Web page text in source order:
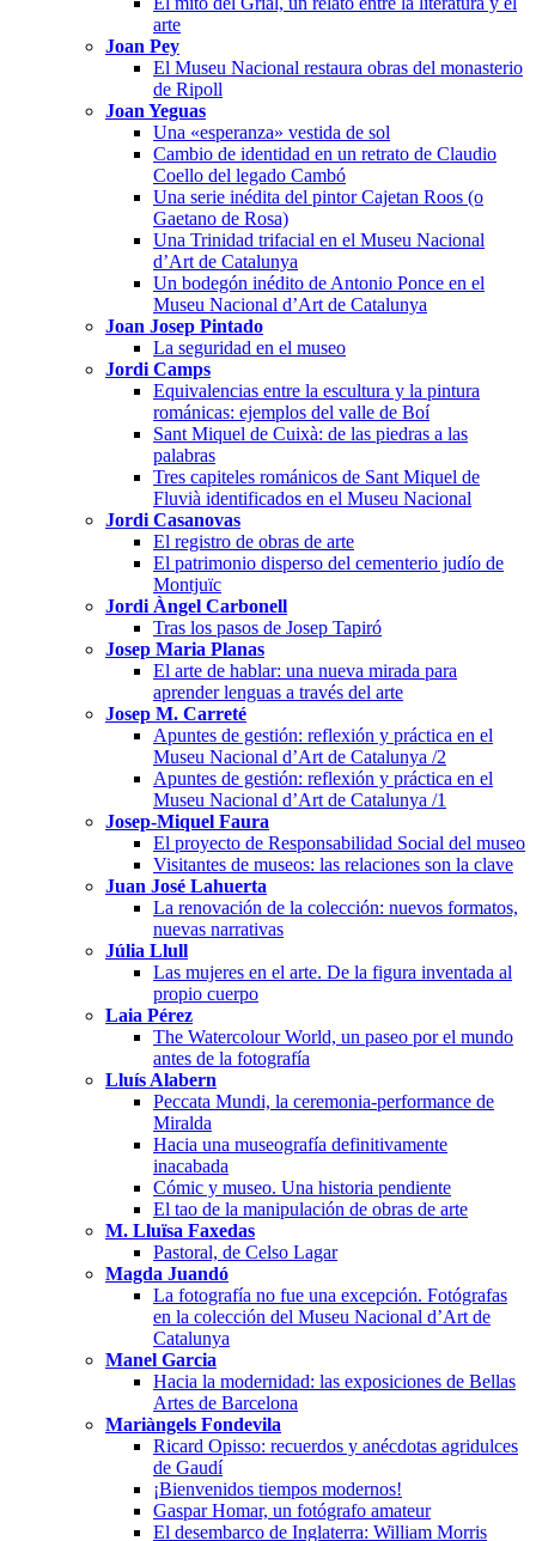
arte
Joan Pey
El Museu Nacional restaura obras del monasterio
de Ripoll
Joan Yeguas
Una «esperanza» vestida de sol
Cambio de identidad en un retrato de Claudio
Coello del legado Cambó
Una serie inédita del pintor Cajetan Roos (o
Gaetano de Rosa)
Una Trinidad trifacial en el Museu Nacional
d’Art de Catalunya
Un bodegón inédito de Antonio Ponce en el
Museu Nacional d’Art de Catalunya
Joan Josep Pintado
La seguridad en el museo
Jordi Camps
Equivalencias entre la escultura y la pintura
románicas: ejemplos del valle de Boí
Sant Miquel de Cuixà: de las piedras a las
palabras
Tres capiteles románicos de Sant Miquel de
Fluvià identificados en el Museu Nacional
Jordi Casanovas
El registro de obras de arte
El patrimonio disperso del cementerio judío de
Montjuïc
Jordi Àngel Carbonell
Tras los pasos de Josep Tapiró
Josep Maria Planas
El arte de hablar: una nueva mirada para
aprender lenguas a través del arte
Josep M. Carreté
Apuntes de gestión: reflexión y práctica en el
Museu Nacional d’Art de Catalunya /2
Apuntes de gestión: reflexión y práctica en el
Museu Nacional d’Art de Catalunya /1
Josep-Miquel Faura
El proyecto de Responsabilidad Social del museo
Visitantes de museos: las relaciones son la clave
Juan José Lahuerta
La renovación de la colección: nuevos formatos,
nuevas narrativas
Júlia Llull
Las mujeres en el arte. De la figura inventada al
propio cuerpo
Laia Pérez
The Watercolour World, un paseo por el mundo
antes de la fotografía
Lluís Alabern
Peccata Mundi, la ceremonia-performance de
Miralda
Hacia una museografía definitivamente
inacabada
Cómic y museo. Una historia pendiente
El tao de la manipulación de obras de arte
M. Lluïsa Faxedas
Pastoral, de Celso Lagar
Magda Juandó
La fotografía no fue una excepción. Fotógrafas
en la colección del Museu Nacional d’Art de
Catalunya
Manel Garcia
Hacia la modernidad: las exposiciones de Bellas
Artes de Barcelona
Mariàngels Fondevila
Ricard Opisso: recuerdos y anécdotas agridulces
de Gaudí
¡Bienvenidos tiempos modernos!
Gaspar Homar, un fotógrafo amateur
El desembarco de Inglaterra: William Morris